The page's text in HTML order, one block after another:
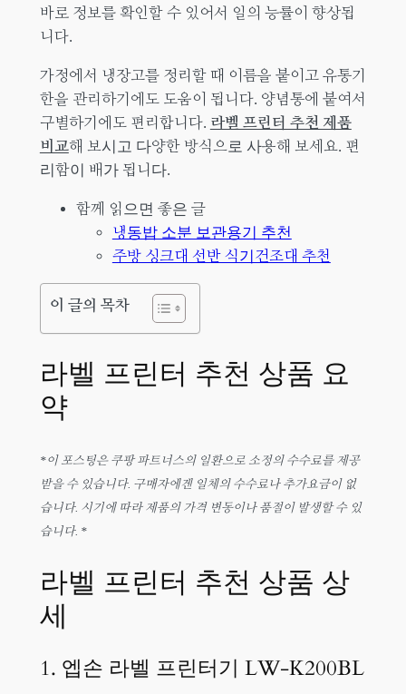
바로 정보를 확인할 수 있어서 일의 능률이 향상됩
니다.
가정에서 냉장고를 정리할 때 이름을 붙이고 유통기
한을 관리하기에도 도움이 됩니다. 양념통에 붙여서
구별하기에도 편리합니다. 라벨 프린터 추천 제품
비교해 보시고 다양한 방식으로 사용해 보세요. 편
리함이 배가 됩니다.
함께 읽으면 좋은 글
냉동밥 소분 보관용기 추천
주방 싱크대 선반 식기건조대 추천
이 글의 목차
라벨 프린터 추천 상품 요
약
*이 포스팅은 쿠팡 파트너스의 일환으로 소정의 수수료를 제공
받을 수 있습니다. 구매자에겐 일체의 수수료나 추가요금이 없
습니다. 시기에 따라 제품의 가격 변동이나 품절이 발생할 수 있
습니다. *
라벨 프린터 추천 상품 상
세
1. 엡손 라벨 프린터기 LW-K200BL